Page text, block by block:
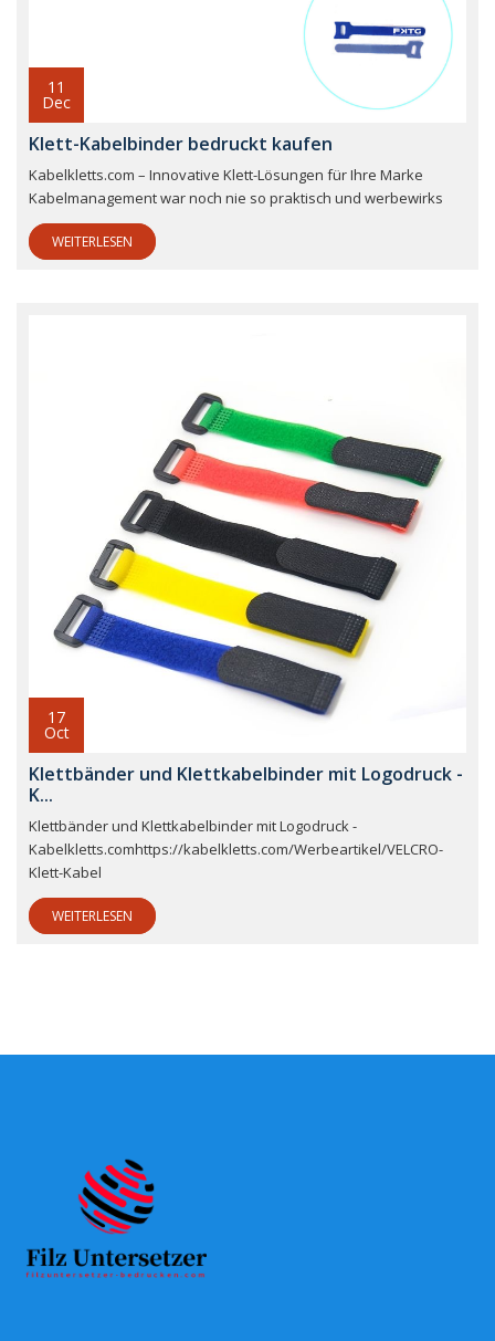
11
Dec
Klett-Kabelbinder bedruckt kaufen
Kabelkletts.com – Innovative Klett-Lösungen für Ihre Marke
Kabelmanagement war noch nie so praktisch und werbewirks
WEITERLESEN
17
Oct
Klettbänder und Klettkabelbinder mit Logodruck -
K...
Klettbänder und Klettkabelbinder mit Logodruck -
Kabelkletts.comhttps://kabelkletts.com/Werbeartikel/VELCRO-
Klett-Kabel
WEITERLESEN